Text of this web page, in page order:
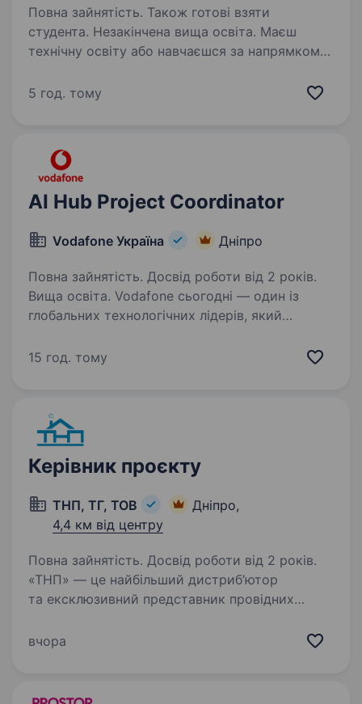
Повна зайнятість. Також готові взяти
студента. Незакінчена вища освіта. Маєш
технічну освіту або навчаєшся за напрямком
проєктування електромереж чи будівництва?
з реальними об'єктами?…
5 год. тому
AI Hub Project Coordinator
Vodafone Україна Дніпро
Повна зайнятість. Досвід роботи від 2 років.
Вища освіта. Vodafone сьогодні — один із
глобальних технологічних лідерів, який
майбутнього та впроваджує інновації
15 год. тому
Керівник проєкту
ТНП, ТГ, ТОВ
Дніпро,
4,4 км від центру
Повна зайнятість. Досвід роботи від 2 років.
«ТНП» — це найбільший дистриб’ютор
та ексклюзивний представник провідних
Keramia) та категорії освітлення бренду Miorro.
вчора